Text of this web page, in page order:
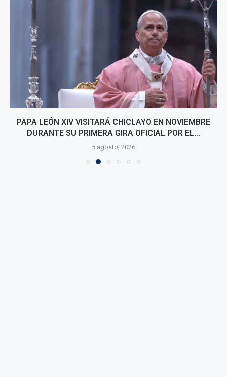
PAPA LEÓN XIV VISITARÁ CHICLAYO EN NOVIEMBRE
DURANTE SU PRIMERA GIRA OFICIAL POR EL...
5 agosto, 2026